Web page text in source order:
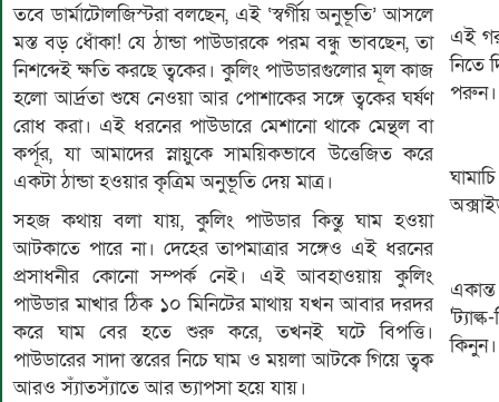
তবে ডার্মাটোলজিস্টরা বলছেন, এই ‘স্বর্গীয় অনুভূতি’ আসলে
মস্ত বড় ধোঁকা! যে ঠান্ডা পাউডারকে পরম বন্ধু ভাবছেন, তা
নিশব্দেই ক্ষতি করছে ত্বকের। কুলিং পাউডারগুলোর মূল কাজ
হলো আর্দ্রতা শুষে নেওয়া আর পোশাকের সঙ্গে ত্বকের ঘর্ষণ
রোধ করা। এই ধরনের পাউডারে মেশানো থাকে মেন্থল বা
কর্পূর, যা আমাদের স্নায়ুকে সাময়িকভাবে উত্তেজিত করে
একটা ঠান্ডা হওয়ার কৃত্রিম অনুভূতি দেয় মাত্র।
সহজ কথায় বলা যায়, কুলিং পাউডার কিন্তু ঘাম হওয়া
আটকাতে পারে না। দেহের তাপমাত্রার সঙ্গেও এই ধরনের
প্রসাধনীর কোনো সম্পর্ক নেই। এই আবহাওয়ায় কুলিং
পাউডার মাখার ঠিক ১০ মিনিটের মাথায় যখন আবার দরদর
করে ঘাম বের হতে শুরু করে, তখনই ঘটে বিপত্তি।
পাউডারের সাদা স্তরের নিচে ঘাম ও ময়লা আটকে গিয়ে ত্বক
আরও স্যাঁতস্যাঁতে আর ভ্যাপসা হয়ে যায়।
এই
নিতে
পরুন।